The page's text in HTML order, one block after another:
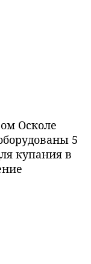
Осколе
5
купания в